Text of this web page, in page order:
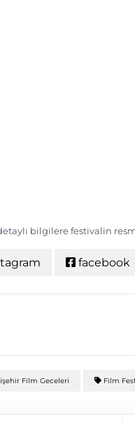
bilgilere festivalin
facebook
Film Geceleri Film